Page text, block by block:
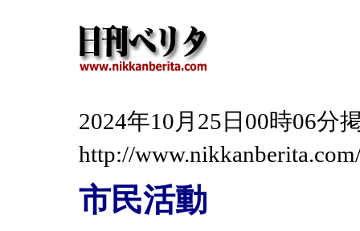
2024年10月25日00時06
http://
市民活動